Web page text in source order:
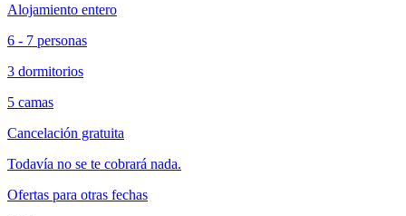
Alojamiento entero
6 - 7 personas
3 dormitorios
5 camas
Cancelación gratuita
Todavía no se te cobrará nada.
Ofertas para otras fechas